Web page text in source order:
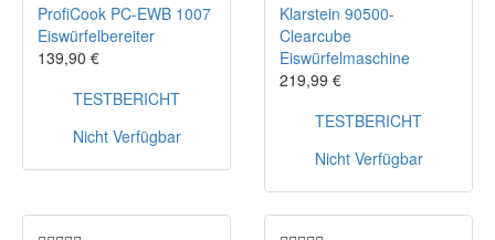
ProfiCook PC-EWB 1007
Eiswürfelbereiter
139,90 €
TESTBERICHT
Nicht Verfügbar
Klarstein ‎90500-
Clearcube
Eiswürfelmaschine
219,99 €
TESTBERICHT
Nicht Verfügbar